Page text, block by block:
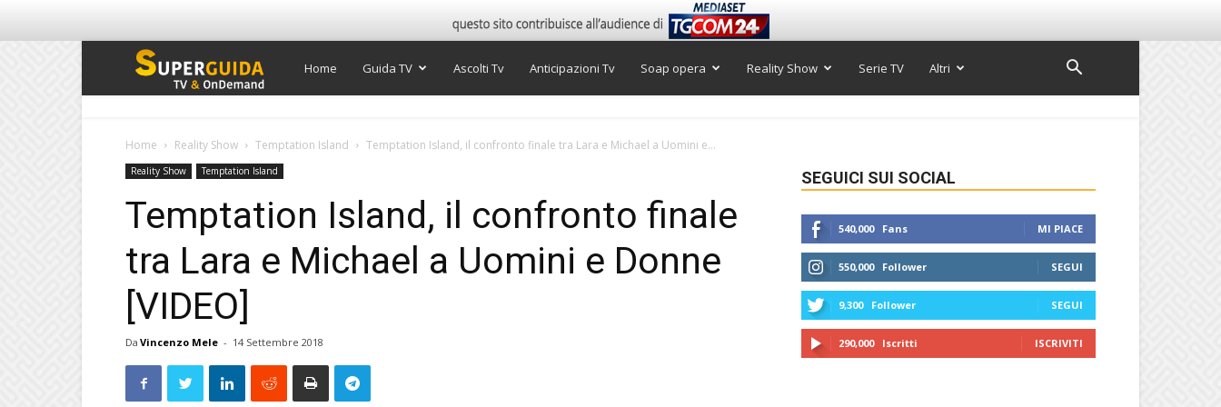
Super
Home Guida TV Ascolti Tv Anticipazioni Tv Soap opera Reality Show Serie TV Altri
Home Reality Show Temptation Island Temptation Island, il confronto finale tra Lara e Michael a Uomini e...
Reality Show Temptation Island
Temptation Island, il confronto finale
tra Lara e Michael a Uomini e Donne
[VIDEO]
Da Vincenzo Mele - 14 Settembre 2018
SEGUICI SUI SOCIAL
540,000 Fans MI PIACE
550,000 Follower SEGUI
9,300 Follower SEGUI
290,000 Iscritti ISCRIVITI